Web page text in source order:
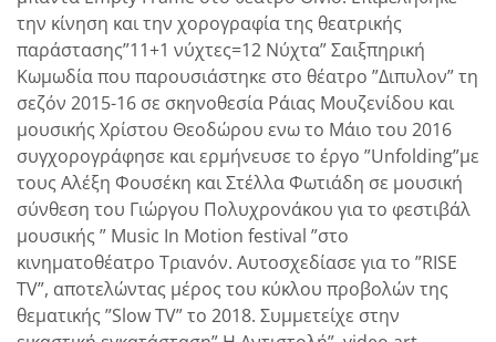
την κίνηση και την χορογραφία της θεατρικής
παράστασης”11+1 νύχτες=12 Νύχτα” Σαιξπηρική
Κωμωδία που παρουσιάστηκε στο θέατρο ”Διπυλον” τη
σεζόν 2015-16 σε σκηνοθεσία Ράιας Μουζενίδου και
μουσικής Χρίστου Θεοδώρου ενω το Μάιο του 2016
συγχορογράφησε και ερμήνευσε το έργο ”Unfolding”με
τους Αλέξη Φουσέκη και Στέλλα Φωτιάδη σε μουσική
σύνθεση του Γιώργου Πολυχρονάκου για το φεστιβάλ
μουσικής ” Music In Motion festival ”στο
κινηματοθέατρο Τριανόν. Aυτοσχεδίασε για το ”RISE
TV”, αποτελώντας μέρος του κύκλου προβολών της
θεματικής ”Slow TV” το 2018. Συμμετείχε στην